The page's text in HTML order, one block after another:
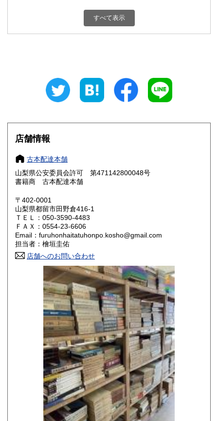
800円 富山県
800円 三重県
大阪府
奈良県
鳥取県 800円 島根県
岡山県
山口県 800円
香川県 800円 愛媛県
高知県 800円
800円 長崎県
800円 大分県
800円 鹿児島県
1,500円
すべて表示
店舗情報
古本配達本舗
山梨県公安委員会許可 第471142800048号
書籍商 古本配達本舗
〒402-0001
山梨県都留市田野倉416-1
ＴＥＬ：050-3590-4483
ＦＡＸ：0554-23-6606
Email：furuhonhaitatuhonpo.kosho@gmail.com
担当者：檜垣圭佑
店舗へのお問い合わせ